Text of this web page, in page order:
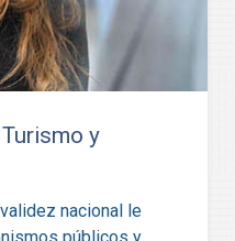
y
nacional le